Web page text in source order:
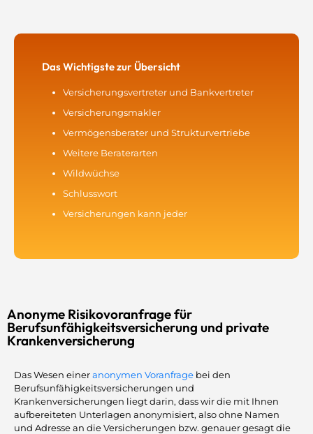
Das Wichtigste zur Übersicht
Versicherungsvertreter und Bankvertreter
Versicherungsmakler
Vermögensberater und Strukturvertriebe
Weitere Beraterarten
Wildwüchse
Schlusswort
Versicherungen kann jeder
Anonyme Risikovoranfrage für
Berufsunfähigkeitsversicherung und private
Krankenversicherung
Das Wesen eineranonymen Voranfrage bei den
Berufsunfähigkeitsversicherungen und
Krankenversicherungen liegt darin, dass wir die mit Ihnen
aufbereiteten Unterlagen anonymisiert, also ohne Namen
und Adresse an die Versicherungen bzw. genauer gesagt die